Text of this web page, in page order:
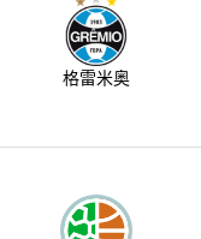
格雷米奥